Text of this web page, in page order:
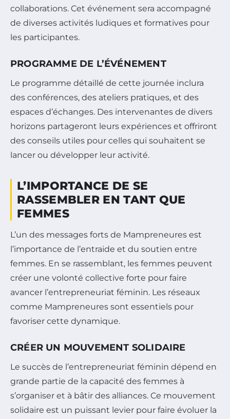
collaborations. Cet événement sera accompagné
de diverses activités ludiques et formatives pour
les participantes.
PROGRAMME DE L’ÉVÉNEMENT
Le programme détaillé de cette journée inclura
des conférences, des ateliers pratiques, et des
espaces d’échanges. Des intervenantes de divers
horizons partageront leurs expériences et offriront
des conseils utiles pour celles qui souhaitent se
lancer ou développer leur activité.
L’IMPORTANCE DE SE
RASSEMBLER EN TANT QUE
FEMMES
L’un des messages forts de Mampreneures est
l’importance de l’entraide et du soutien entre
femmes. En se rassemblant, les femmes peuvent
créer une volonté collective forte pour faire
avancer l’entrepreneuriat féminin. Les réseaux
comme Mampreneures sont essentiels pour
favoriser cette dynamique.
CRÉER UN MOUVEMENT SOLIDAIRE
Le succès de l’entrepreneuriat féminin dépend en
grande partie de la capacité des femmes à
s’organiser et à bâtir des alliances. Ce mouvement
solidaire est un puissant levier pour faire évoluer la